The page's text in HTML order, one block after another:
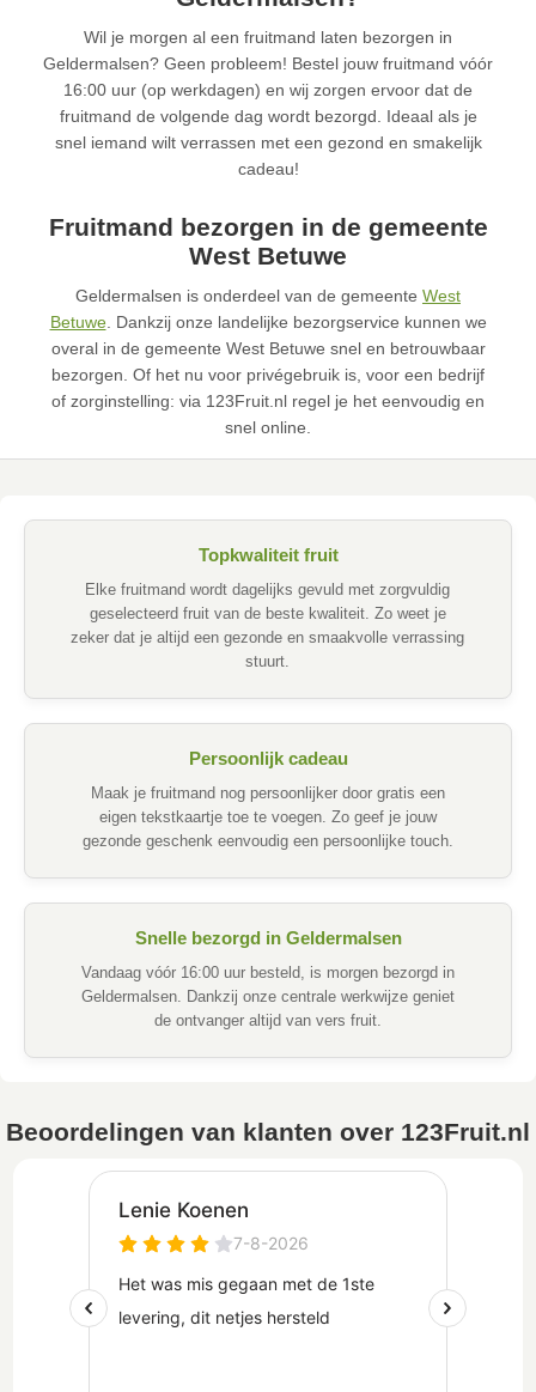
Wil je morgen al een fruitmand laten bezorgen in
Geldermalsen? Geen probleem! Bestel jouw fruitmand vóór
16:00 uur (op werkdagen) en wij zorgen ervoor dat de
fruitmand de volgende dag wordt bezorgd. Ideaal als je
snel iemand wilt verrassen met een gezond en smakelijk
cadeau!
Fruitmand bezorgen in de gemeente
West Betuwe
Geldermalsen is onderdeel van de gemeente West
Betuwe. Dankzij onze landelijke bezorgservice kunnen we
overal in de gemeente West Betuwe snel en betrouwbaar
bezorgen. Of het nu voor privégebruik is, voor een bedrijf
of zorginstelling: via 123Fruit.nl regel je het eenvoudig en
snel online.
Topkwaliteit fruit
Elke fruitmand wordt dagelijks gevuld met zorgvuldig
geselecteerd fruit van de beste kwaliteit. Zo weet je
zeker dat je altijd een gezonde en smaakvolle verrassing
stuurt.
Persoonlijk cadeau
Maak je fruitmand nog persoonlijker door gratis een
eigen tekstkaartje toe te voegen. Zo geef je jouw
gezonde geschenk eenvoudig een persoonlijke touch.
Snelle bezorgd in Geldermalsen
Vandaag vóór 16:00 uur besteld, is morgen bezorgd in
Geldermalsen. Dankzij onze centrale werkwijze geniet
de ontvanger altijd van vers fruit.
Beoordelingen van klanten over 123Fruit.nl